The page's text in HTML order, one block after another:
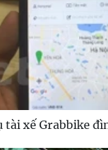
tài xế Grabbike